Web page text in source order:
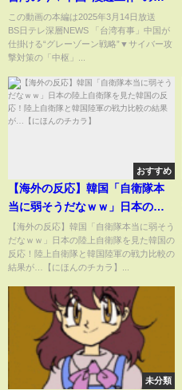
露動画『秘話』台湾人気ラッパ
ー＆YouTuberがSNS武器に中国
の脅威発信「若者に危機感を伝
を呼びかけ3000件
この動画の本編は2025年3月14日放送
BS日テレ深層NEWS 「台湾有事」中国が
仕掛ける“グレーゾーン戦略”▼サイバー攻
撃対策の「中枢」...
おすすめ
【海外の反応】韓国「自衛隊本
当に弱そうだなｗｗ」日本の陸
上自衛隊を見た韓国の反応！陸
上自衛隊と韓国陸軍の戦力比較
の結果が…【にほんのチカラ】
【海外の反応】韓国「自衛隊本当に弱そう
だなｗｗ」日本の陸上自衛隊を見た韓国の
反応！陸上自衛隊と韓国陸軍の戦力比較の
結果が…【にほんのチカラ】...
未分類